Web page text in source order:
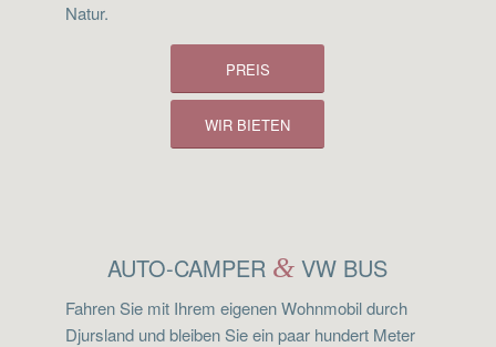
Natur.
PREIS
WIR BIETEN
AUTO-CAMPER & VW BUS
Fahren Sie mit Ihrem eigenen Wohnmobil durch
Djursland und bleiben Sie ein paar hundert Meter